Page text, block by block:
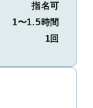
指名可
1〜1.5時間
1回